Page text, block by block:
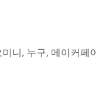
니, 누구, 메이커